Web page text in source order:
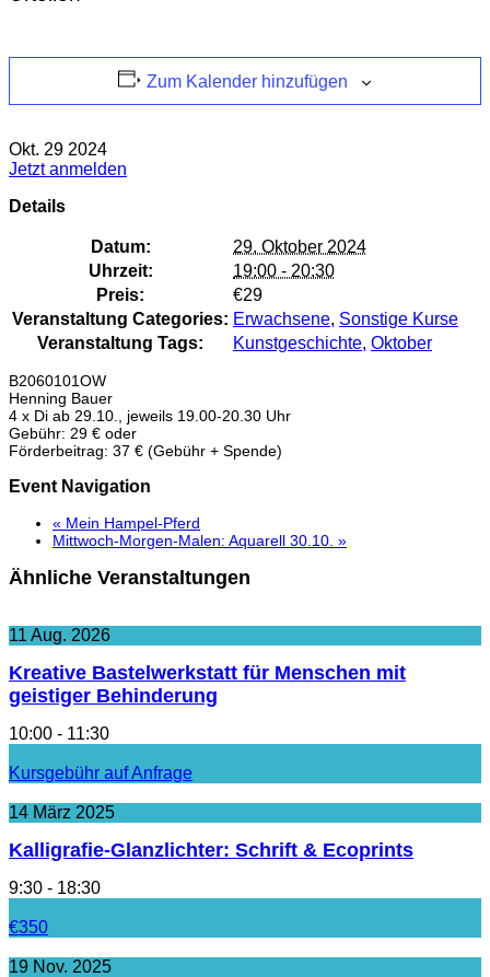
Zum Kalender hinzufügen
Okt. 29 2024
Jetzt anmelden
Details
Datum:
29. Oktober 2024
Uhrzeit:
19:00 - 20:30
Preis:
€29
Veranstaltung Categories: Erwachsene, Sonstige Kurse
Veranstaltung Tags:
Kunstgeschichte, Oktober
B2060101OW
Henning Bauer
4 x Di ab 29.10., jeweils 19.00-20.30 Uhr
Gebühr: 29 € oder
Förderbeitrag: 37 € (Gebühr + Spende)
Event Navigation
« Mein Hampel-Pferd
Mittwoch-Morgen-Malen: Aquarell 30.10. »
Ähnliche Veranstaltungen
11 Aug. 2026
Kreative Bastelwerkstatt für Menschen mit
geistiger Behinderung
10:00 - 11:30
Kursgebühr auf Anfrage
14 März 2025
Kalligrafie-Glanzlichter: Schrift & Ecoprints
9:30 - 18:30
€350
19 Nov. 2025